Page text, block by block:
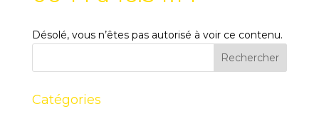
Désolé, vous n’êtes pas autorisé à voir ce contenu.
Catégories